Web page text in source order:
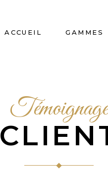
ACCUEIL GAMMES
Témoignage